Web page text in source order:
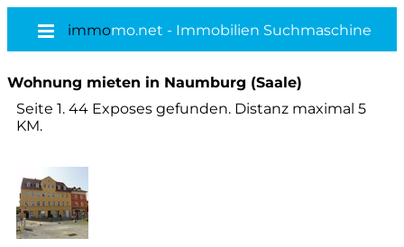
immomo.net - Immobilien Suchmaschine
Wohnung mieten in Naumburg (Saale)
Seite 1. 44 Exposes gefunden. Distanz maximal 5
KM.